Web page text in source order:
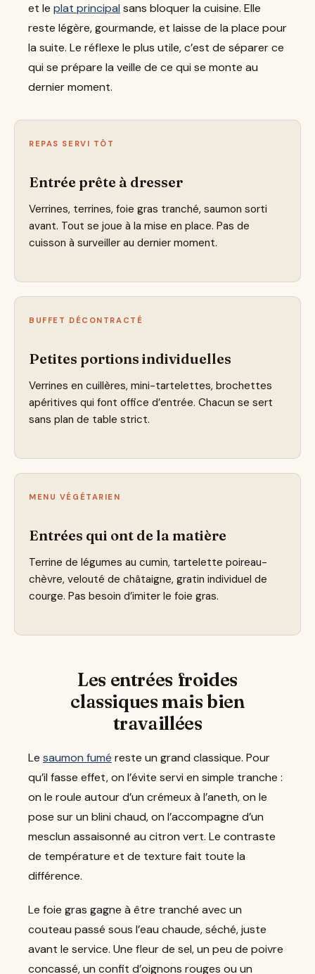
et le plat principal sans bloquer la cuisine. Elle
reste légère, gourmande, et laisse de la place pour
la suite. Le réflexe le plus utile, c’est de séparer ce
qui se prépare la veille de ce qui se monte au
dernier moment.
REPAS SERVI TÔT
Entrée prête à dresser
Verrines, terrines, foie gras tranché, saumon sorti
avant. Tout se joue à la mise en place. Pas de
cuisson à surveiller au dernier moment.
BUFFET DÉCONTRACTÉ
Petites portions individuelles
Verrines en cuillères, mini-tartelettes, brochettes
apéritives qui font office d’entrée. Chacun se sert
sans plan de table strict.
MENU VÉGÉTARIEN
Entrées qui ont de la matière
Terrine de légumes au cumin, tartelette poireau-
chèvre, velouté de châtaigne, gratin individuel de
courge. Pas besoin d’imiter le foie gras.
Les entrées froides
classiques mais bien
travaillées
Le saumon fumé reste un grand classique. Pour
qu’il fasse effet, on l’évite servi en simple tranche :
on le roule autour d’un crémeux à l’aneth, on le
pose sur un blini chaud, on l’accompagne d’un
mesclun assaisonné au citron vert. Le contraste
de température et de texture fait toute la
différence.
Le foie gras gagne à être tranché avec un
couteau passé sous l’eau chaude, séché, juste
avant le service. Une fleur de sel, un peu de poivre
concassé, un confit d’oignons rouges ou un